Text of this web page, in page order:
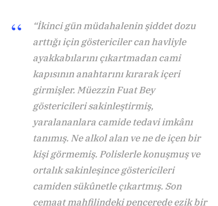
“İkinci gün müdahalenin şiddet dozu
arttığı için göstericiler can havliyle
ayakkabılarını çıkartmadan cami
kapısının anahtarını kırarak içeri
girmişler. Müezzin Fuat Bey
göstericileri sakinleştirmiş,
yaralananlara camide tedavi imkânı
tanımış. Ne alkol alan ve ne de içen bir
kişi görmemiş. Polislerle konuşmuş ve
ortalık sakinleşince göstericileri
camiden sükûnetle çıkartmış. Son
cemaat mahfilindeki pencerede ezik bir